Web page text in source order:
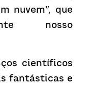
nuvem”, que
nosso
científicos
fantásticas e